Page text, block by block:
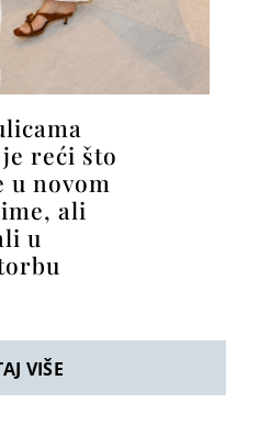
reći što
u novom
ali
u
VIŠE